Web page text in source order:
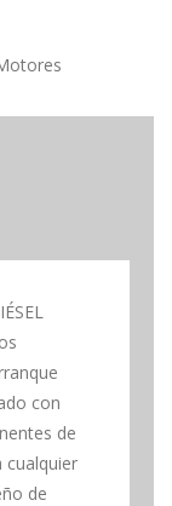
con
de
cualquier
de